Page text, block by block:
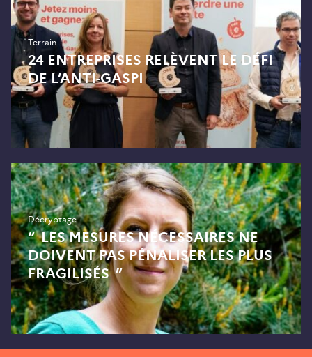
Terrain
24 ENTREPRISES RELÈVENT LE DÉFI
DE L’ANTI-GASPI
Décryptage
“ LES MESURES NÉCESSAIRES NE
DOIVENT PAS PÉNALISER LES PLUS
FRAGILISÉS ”